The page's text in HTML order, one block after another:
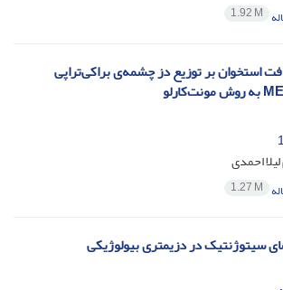
1.92 M
استخوان بر توزیع دز چشمه‌ی براکی‌تراپی
احمدی
1.27 M
سیتوژنتیک در دزیمتری بیولوژیکی